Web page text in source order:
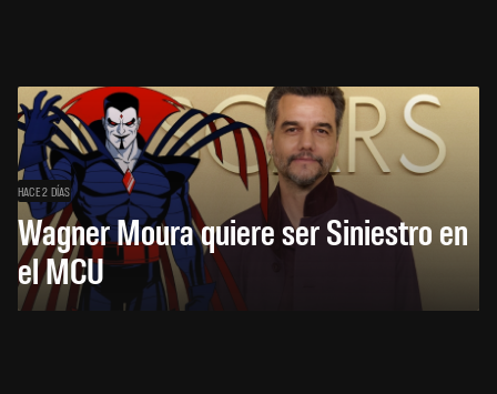
HACE 2 DÍAS
Wagner Moura quiere ser Siniestro en
el MCU